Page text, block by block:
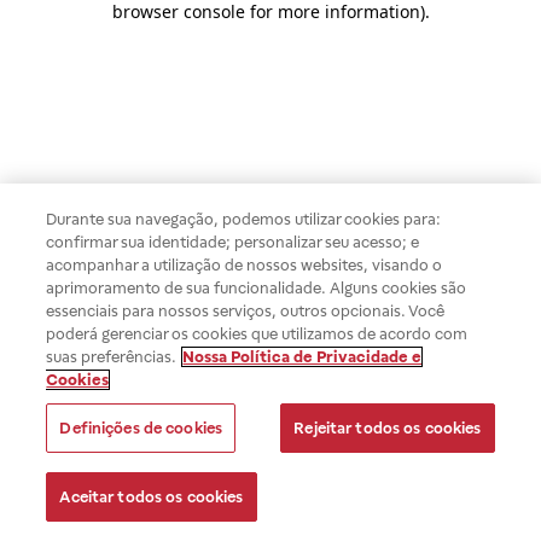
browser console for more information).
Durante sua navegação, podemos utilizar cookies para:
confirmar sua identidade; personalizar seu acesso; e
acompanhar a utilização de nossos websites, visando o
aprimoramento de sua funcionalidade. Alguns cookies são
essenciais para nossos serviços, outros opcionais. Você
poderá gerenciar os cookies que utilizamos de acordo com
suas preferências. Nossa Política de Privacidade e
Cookies
Definições de cookies Rejeitar todos os cookies
Aceitar todos os cookies